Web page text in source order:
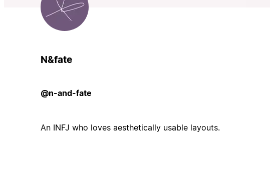
N&fate
@n-and-fate
An INFJ who loves aesthetically usable layouts.